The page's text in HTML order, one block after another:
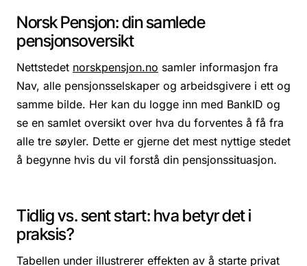
Norsk Pensjon: din samlede
pensjonsoversikt
Nettstedet norskpensjon.no samler informasjon fra
Nav, alle pensjonsselskaper og arbeidsgivere i ett og
samme bilde. Her kan du logge inn med BankID og
se en samlet oversikt over hva du forventes å få fra
alle tre søyler. Dette er gjerne det mest nyttige stedet
å begynne hvis du vil forstå din pensjonssituasjon.
Tidlig vs. sent start: hva betyr det i
praksis?
Tabellen under illustrerer effekten av å starte privat